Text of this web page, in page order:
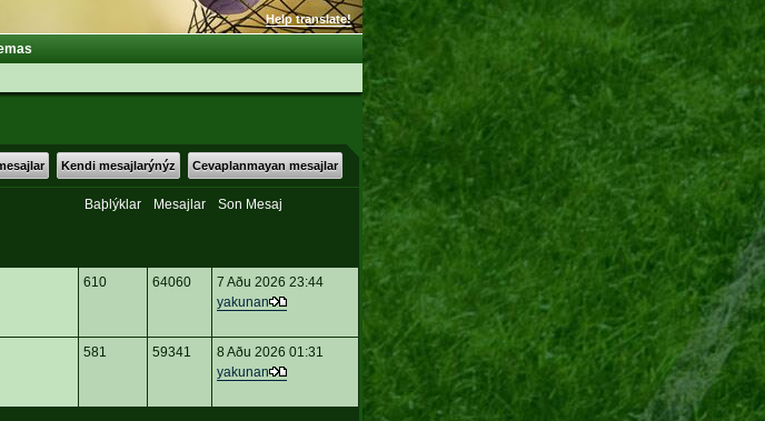
Help translate!
Kendi mesajlarýnýz Cevaplanmayan mesajlar
Baþlýklar Mesajlar
Son Mesaj
610 64060
7 Aðu 2026 23:44
yakunan
581 59341
8 Aðu 2026 01:31
yakunan